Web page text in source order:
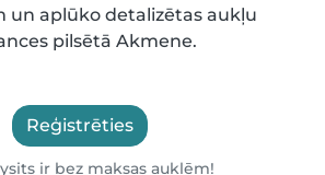
un aplūko detalizētas aukļu
pilsētā Akmene.
Reģistrēties
ir bez maksas auklēm!